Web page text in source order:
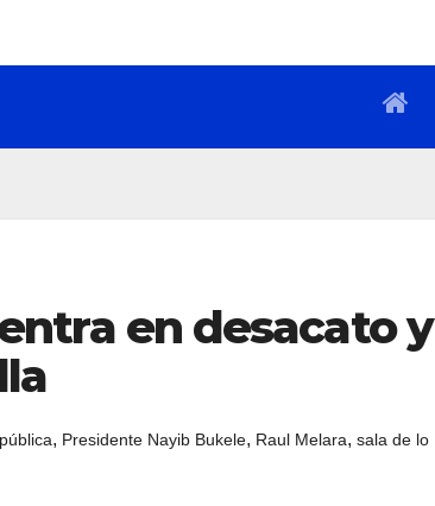
en desacato y
, Presidente Nayib Bukele, Raul Melara, sala de lo